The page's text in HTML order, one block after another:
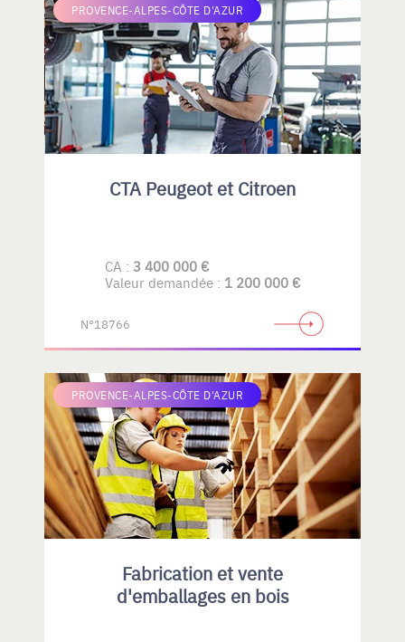
PROVENCE-ALPES-CÔTE D'AZUR
CTA Peugeot et Citroen
CA : 3 400 000 €
Valeur demandée : 1 200 000 €
N°18766
PROVENCE-ALPES-CÔTE D'AZUR
Fabrication et vente
d'emballages en bois